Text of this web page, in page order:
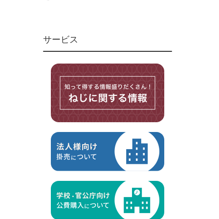
マイクロねじ
台形ねじ
その他ねじ
便利品
金具・金物
切削工具
研削研磨品
作業用品
ケミカル製品
サービス